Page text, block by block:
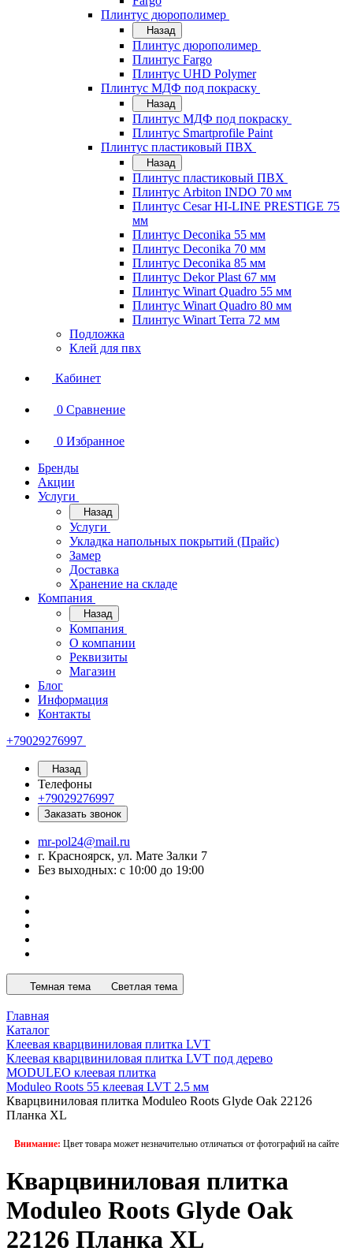
Плинтус дюрополимер
Назад
Плинтус дюрополимер
Плинтус Fargo
Плинтус UHD Polymer
Плинтус МДФ под покраску
Назад
Плинтус МДФ под покраску
Плинтус Smartprofile Paint
Плинтус пластиковый ПВХ
Назад
Плинтус пластиковый ПВХ
Плинтус Arbiton INDO 70 мм
Плинтус Cesar HI-LINE PRESTIGE 75
мм
Плинтус Deconika 55 мм
Плинтус Deconika 70 мм
Плинтус Deconika 85 мм
Плинтус Dekor Plast 67 мм
Плинтус Winart Quadro 55 мм
Плинтус Winart Quadro 80 мм
Плинтус Winart Terra 72 мм
Подложка
Клей для пвх
Кабинет
0 Сравнение
0 Избранное
Бренды
Акции
Услуги
Назад
Услуги
Укладка напольных покрытий (Прайс)
Замер
Доставка
Хранение на складе
Компания
Назад
Компания
О компании
Реквизиты
Магазин
Блог
Информация
Контакты
+79029276997
Назад
Телефоны
+79029276997
Заказать звонок
mr-pol24@mail.ru
г. Красноярск, ул. Мате Залки 7
Без выходных: с 10:00 до 19:00
Темная тема Светлая тема
Главная
Каталог
Клеевая кварцвиниловая плитка LVT
Клеевая кварцвиниловая плитка LVT под дерево
MODULEO клеевая плитка
Moduleo Roots 55 клеевая LVT 2.5 мм
Кварцвиниловая плитка Moduleo Roots Glyde Oak 22126
Планка XL
Внимание: Цвет товара может незначительно отличаться от фотографий на сайте
Кварцвиниловая плитка
Moduleo Roots Glyde Oak
22126 Планка XL